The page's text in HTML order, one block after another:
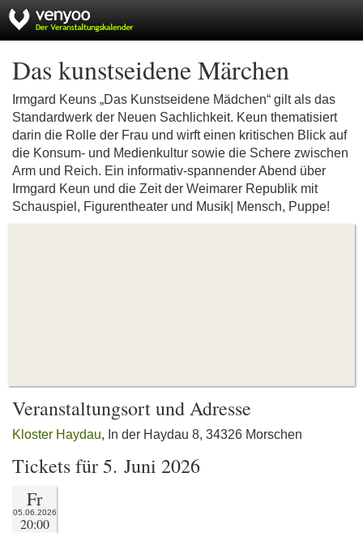
Das kunstseidene Märchen
Irmgard Keuns „Das Kunstseidene Mädchen“ gilt als das
Standardwerk der Neuen Sachlichkeit. Keun thematisiert
darin die Rolle der Frau und wirft einen kritischen Blick auf
die Konsum- und Medienkultur sowie die Schere zwischen
Arm und Reich. Ein informativ-spannender Abend über
Irmgard Keun und die Zeit der Weimarer Republik mit
Schauspiel, Figurentheater und Musik| Mensch, Puppe!
Veranstaltungsort und Adresse
Kloster Haydau, In der Haydau 8, 34326 Morschen
Tickets für 5. Juni 2026
Fr
05.06.2026
20:00